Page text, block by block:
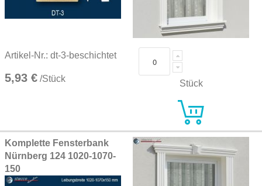
Artikel-Nr.: dt-3-beschichtet
5,93 € /Stück Stück
Komplette Fensterbank
Nürnberg 124 1020-1070-
150